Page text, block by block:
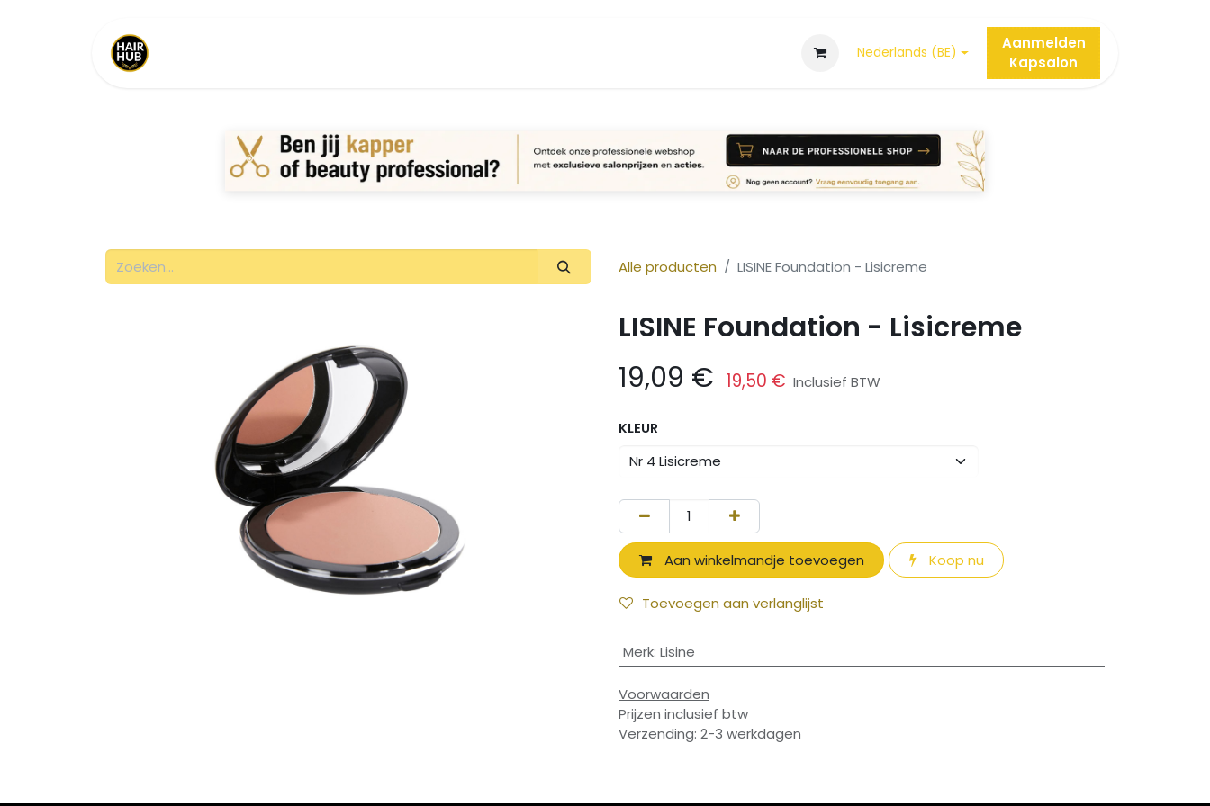
Nederlands (BE)
Aanmelden
Kapsalon
Alle producten LISINE Foundation - Lisicreme
LISINE Foundation - Lisicreme
19,09 € 19,50€ Inclusief BTW
KLEUR
Aan winkelmandje toevoegen Koop nu
Toevoegen aan verlanglijst
Merk: Lisine
Voorwaarden
Prijzen inclusief btw
Verzending: 2-3 werkdagen